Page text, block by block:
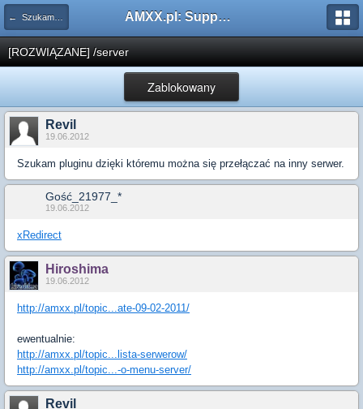
← Szukam pluginu AMXX.pl: Support AMX Mod X i SourceMod
[ROZWIĄZANE] /server
Zablokowany
Revil
19.06.2012
Szukam pluginu dzięki któremu można się przełączać na inny serwer.
Gość_21977_*
19.06.2012
xRedirect
Hiroshima
19.06.2012
http://amxx.pl/topic...ate-09-02-2011/
ewentualnie:
http://amxx.pl/topic...lista-serwerow/
http://amxx.pl/topic...-o-menu-server/
Revil